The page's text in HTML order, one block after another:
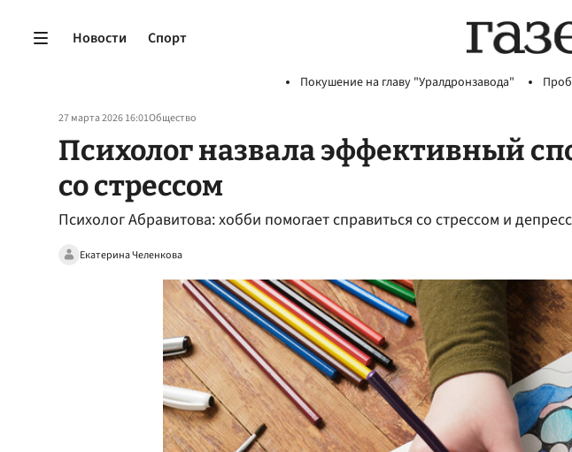
Новости Спорт
Покушение на главу "Уралдронзавода"
27 марта 2026 16:01Общество
Психолог назвала эффективный
со стрессом
Психолог Абравитова: хобби помогает справиться со стрессом и
Екатерина Челенкова